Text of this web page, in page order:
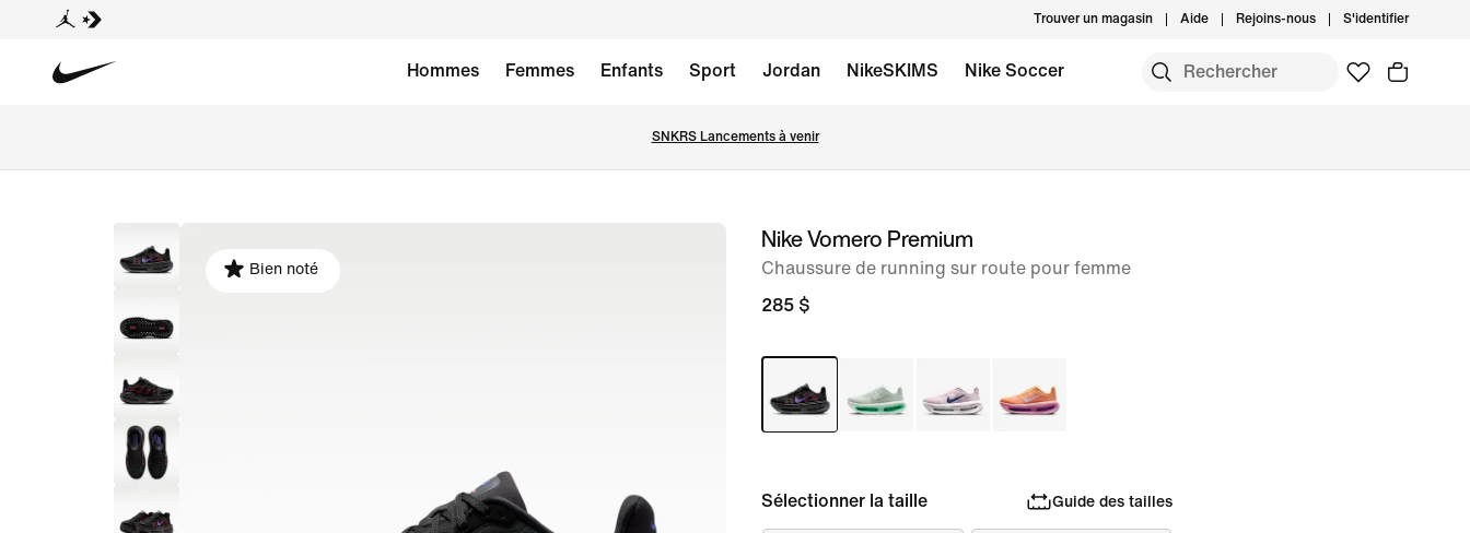
Trouver un magasin Aide Rejoins-nous S'identifier
Hommes Femmes Enfants Sport Jordan NikeSKIMS Nike Soccer
SNKRS Lancements à venir
image 1
Bien noté
Nike Vomero Premium
Chaussure de running sur route pour femme
285 $
Sélectionner la taille Guide des tailles